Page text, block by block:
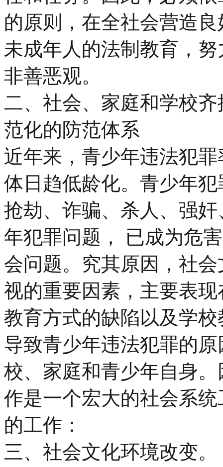
的原则，在全社会营造
未成年人的法制教育，
非善恶观。
二、社会、家庭和学校
范化的防范体系
近年来，青少年违法犯
体日趋低龄化。青少年
抢劫、诈骗、杀人、强
年犯罪问题， 已成为危
会问题。究其原因，社
视的重要因素，主要表
教育方式的缺陷以及学
导致青少年违法犯罪的
校、家庭和青少年自身
作是一个宏大的社会系
的工作：
三、社会文化环境改变。